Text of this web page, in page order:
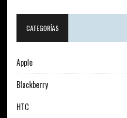
CATEGORÍAS
Apple
Blackberry
HTC